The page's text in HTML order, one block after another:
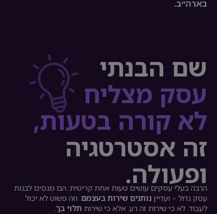
בארה״ב.
שם הבנתי
עסק מצליח
לא קורה בטעות,
זה אסטרטגיה
ופעולה.
הרבה בעלי עסקים עושים טעות אחת קריטית: הם מנסים לבנות
עסק גדול – ועדייןנותנים שירות בעצמם. וזה פשוט לא יכול
לעבוד. לא כי שירות זה רע. אלא כי שירות תלוי בך.